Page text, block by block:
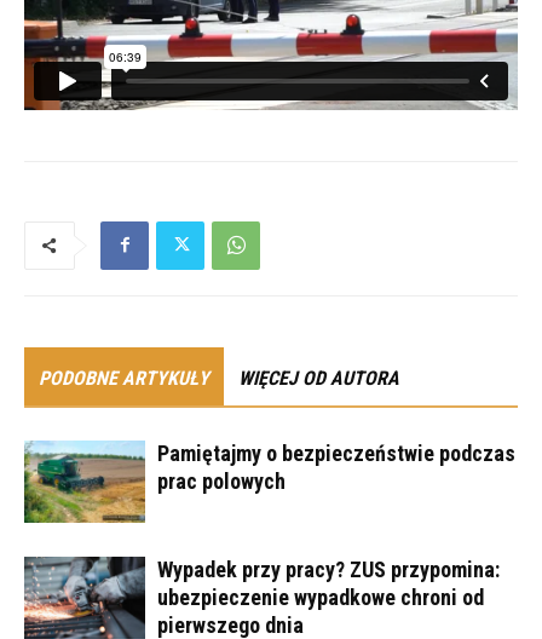
PODOBNE ARTYKUŁY WIĘCEJ OD AUTORA
Pamiętajmy o bezpieczeństwie podczas
prac polowych
Wypadek przy pracy? ZUS przypomina:
ubezpieczenie wypadkowe chroni od
pierwszego dnia